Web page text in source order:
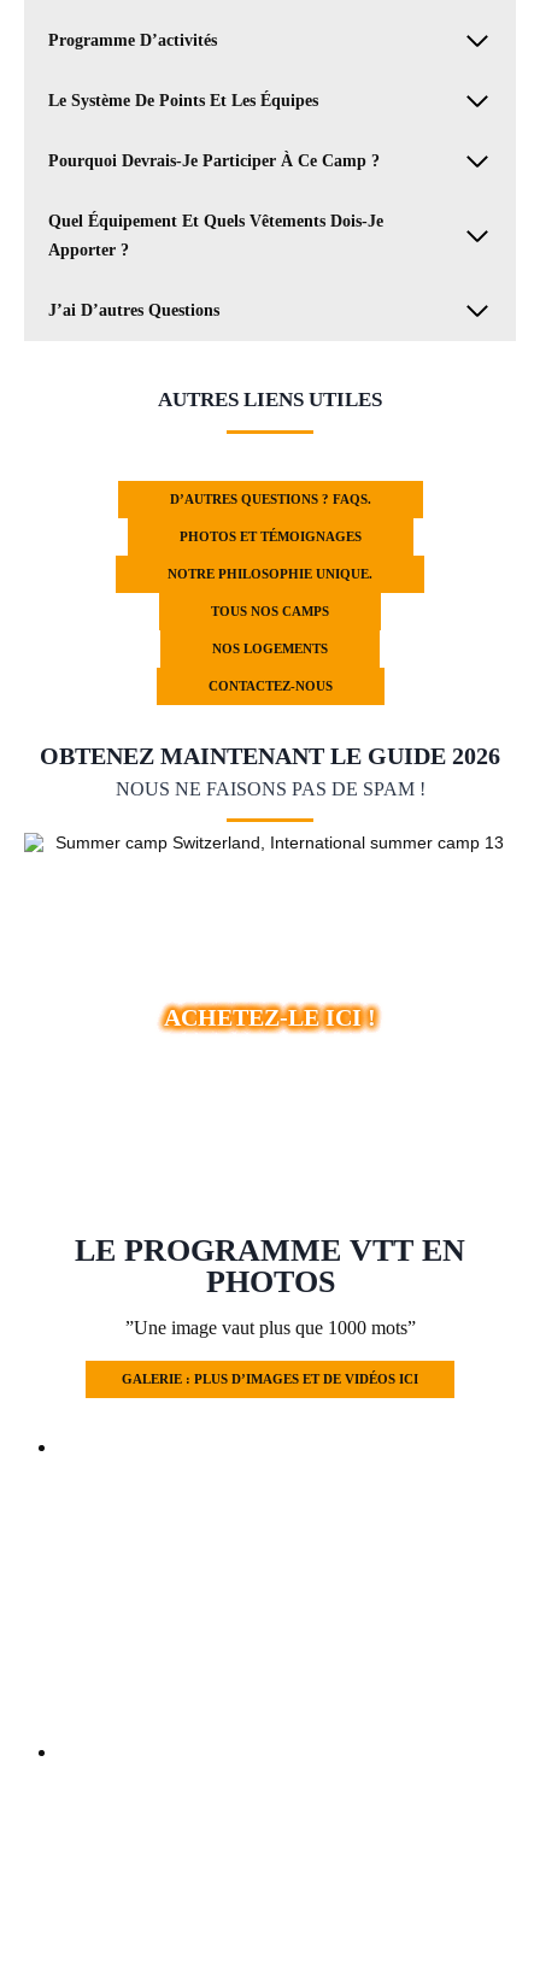
Programme D’activités
Le Système De Points Et Les Équipes
Pourquoi Devrais-Je Participer À Ce Camp ?
Quel Équipement Et Quels Vêtements Dois-Je
Apporter ?
J’ai D’autres Questions
AUTRES LIENS UTILES
D’AUTRES QUESTIONS ? FAQS.
PHOTOS ET TÉMOIGNAGES
NOTRE PHILOSOPHIE UNIQUE.
TOUS NOS CAMPS
NOS LOGEMENTS
CONTACTEZ-NOUS
OBTENEZ MAINTENANT LE GUIDE 2026
NOUS NE FAISONS PAS DE SPAM !
ACHETEZ-LE ICI !
LE PROGRAMME VTT EN
PHOTOS
”Une image vaut plus que 1000 mots”
GALERIE : PLUS D’IMAGES ET DE VIDÉOS ICI